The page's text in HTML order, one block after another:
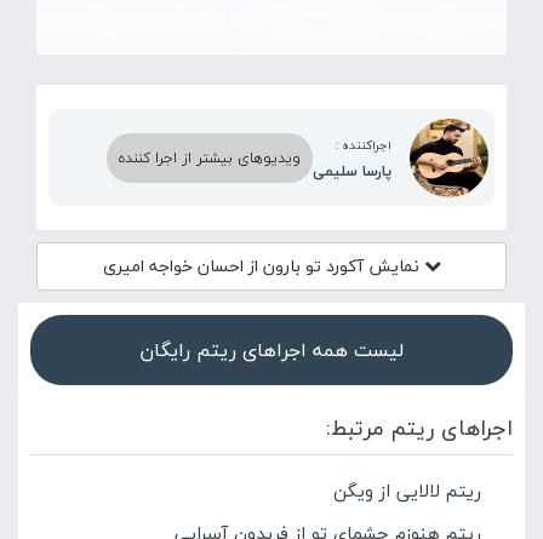
اجراکننده :
پارسا سلیمی
ویدیوهای بیشتر از اجرا کننده
نمایش آکورد تو بارون از احسان خواجه امیری
لیست همه اجراهای ریتم رایگان
اجراهای ریتم مرتبط:
ریتم لالایی از ویگن